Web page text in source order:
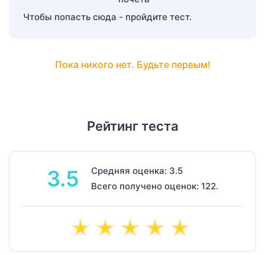
Чтобы попасть сюда - пройдите тест.
Пока никого нет. Будьте первым!
Рейтинг теста
3.5
Средняя оценка: 3.5
Всего получено оценок: 122.